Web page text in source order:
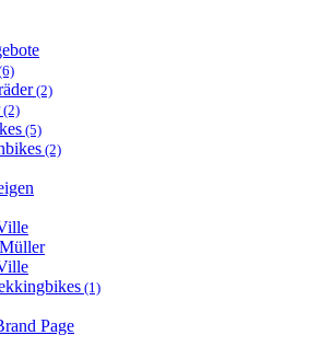
(2)
(2)
(5)
(2)
(1)
Page